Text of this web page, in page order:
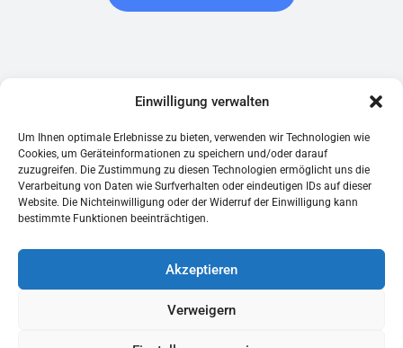
Einwilligung verwalten
Um Ihnen optimale Erlebnisse zu bieten, verwenden wir Technologien wie
Cookies, um Geräteinformationen zu speichern und/oder darauf
zuzugreifen. Die Zustimmung zu diesen Technologien ermöglicht uns die
Verarbeitung von Daten wie Surfverhalten oder eindeutigen IDs auf dieser
Website. Die Nichteinwilligung oder der Widerruf der Einwilligung kann
bestimmte Funktionen beeinträchtigen.
Akzeptieren
Verweigern
Garantie.be wird von der belgischen Gesellschaft Garantir SRL
herausgegeben, die bei der Banque carrefour des entreprises
(Nummer 0761.516.118) registriert ist und als
Versicherungsmakler bei der FSMA registriert ist.
Rechtliche Hinweise
Datenschutzrichtlinie
Cookie-Richtlinie
Leitfaden für Mieter
Online mietkaution
Brüssel